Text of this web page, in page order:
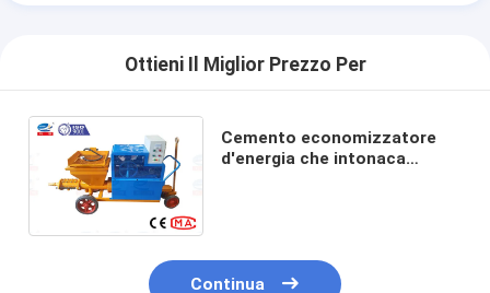
Ottieni Il Miglior Prezzo Per
Cemento economizzatore
d'energia che intonaca
Continua